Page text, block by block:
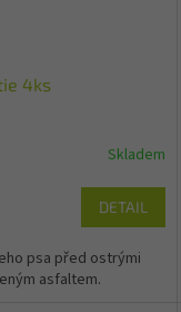
4ks
Skladem
DETAIL
psa před ostrými
asfaltem.